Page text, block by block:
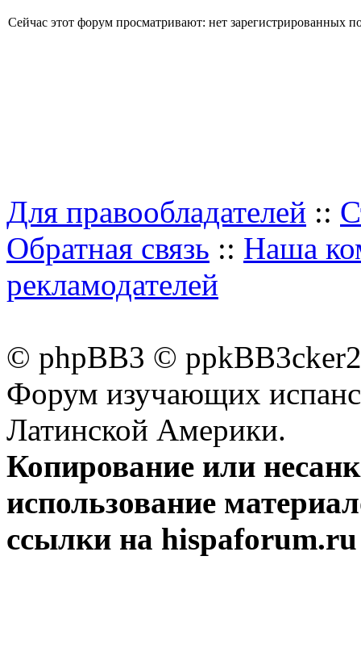
Сейчас этот форум просматривают: нет зарегистрированных
Для правообладателей ::
Обратная связь :: Наша
рекламодателей
© phpBB3 ©
Форум изучающих
Латинской Америки.
Копирование или
использование
ссылки на hispaforum.ru